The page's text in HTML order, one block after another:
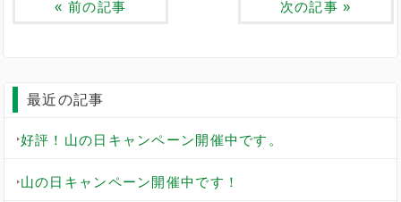
« 前の記事 次の記事 »
最近の記事
好評！山の日キャンペーン開催中です。
山の日キャンペーン開催中です！